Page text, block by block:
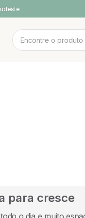
para cresce
o dia e muito